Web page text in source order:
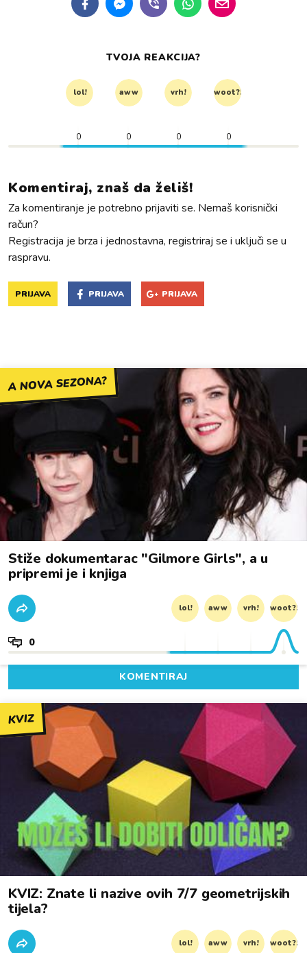
TVOJA REAKCIJA?
lol! aww vrh! woot?!
0 0 0 0
Komentiraj, znaš da želiš!
Za komentiranje je potrebno prijaviti se. Nemaš korisnički
račun?
Registracija je brza i jednostavna, registriraj se i uključi se u
raspravu.
PRIJAVA PRIJAVA PRIJAVA
A NOVA SEZONA?
Stiže dokumentarac "Gilmore Girls", a u
pripremi je i knjiga
lol! aww vrh! woot?!
0
KOMENTIRAJ
KVIZ
KVIZ: Znate li nazive ovih 7/7 geometrijskih
tijela?
lol! aww vrh! woot?!